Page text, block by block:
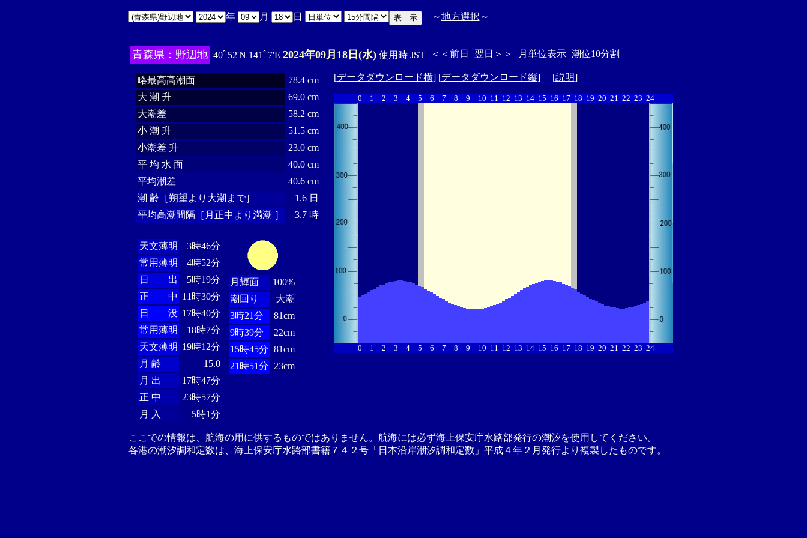
年 月 日 ～地方選択 ～
青森県：野辺地 40ﾟ52'N 141ﾟ7'E 2024年09月18日(水)使用時 JST ＜＜ 前日 翌日 ＞＞ 月単位表示 潮位10分割
略最高高潮面
78.4 cm
大 潮 升
69.0 cm
大潮差
58.2 cm
小 潮 升
51.5 cm
小潮差 升
23.0 cm
平 均 水 面
40.0 cm
平均潮差
40.6 cm
潮 齢［朔望より大潮まで］
1.6 日
平均高潮間隔［月正中より満潮 ］
3.7 時
天文薄明
3時46分
常用薄明
4時52分
日 出
5時19分
正 中 11時30分
日 没 17時40分
常用薄明
18時7分
天文薄明 19時12分
月 齢
15.0
月 出
17時47分
正 中
23時57分
月 入
5時1分
月輝面
100%
潮回り
大潮
3時21分
81cm
9時39分
22cm
15時45分 81cm
21時51分
23cm
[データダウンロード横] [データダウンロード縦] [説明]
0 1 2 3 4 5 6 7 8 9 10 11 12 13 14 15 16 17 18 19 20 21 22 23 24
0 1 2 3 4 5 6 7 8 9 10 11 12 13 14 15 16 17 18 19 20 21 22 23 24
ここでの情報は、航海の用に供するものではありません。航海には必ず海上保安庁水路部発行の潮汐を使用してください。
各港の潮汐調和定数は、海上保安庁水路部書籍７４２号「日本沿岸潮汐調和定数」平成４年２月発行より複製したものです。